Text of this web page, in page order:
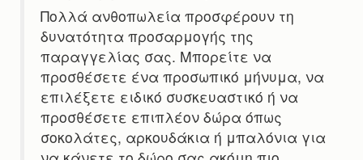
Πολλά ανθοπωλεία προσφέρουν τη
δυνατότητα προσαρμογής της
παραγγελίας σας. Μπορείτε να
προσθέσετε ένα προσωπικό μήνυμα, να
επιλέξετε ειδικό συσκευαστικό ή να
προσθέσετε επιπλέον δώρα όπως
σοκολάτες, αρκουδάκια ή μπαλόνια για